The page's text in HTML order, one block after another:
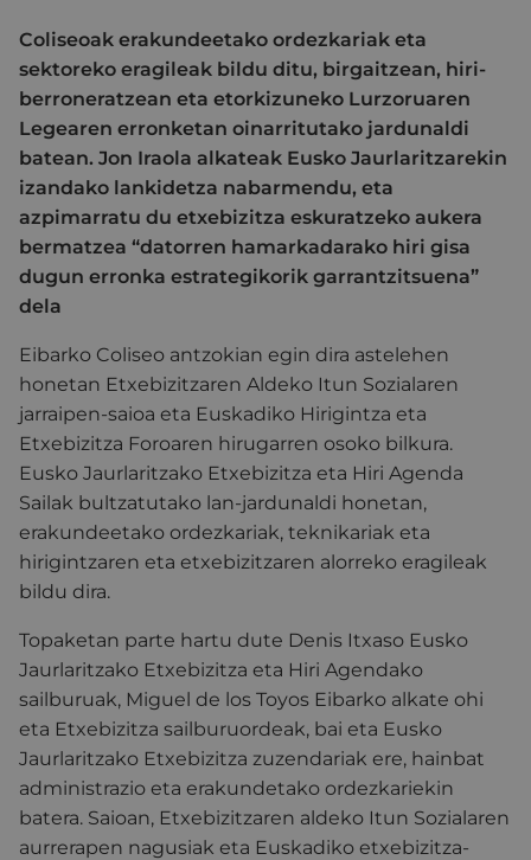
Coliseoak erakundeetako ordezkariak eta
sektoreko eragileak bildu ditu, birgaitzean, hiri-
berroneratzean eta etorkizuneko Lurzoruaren
Legearen erronketan oinarritutako jardunaldi
batean. Jon Iraola alkateak Eusko Jaurlaritzarekin
izandako lankidetza nabarmendu, eta
azpimarratu du etxebizitza eskuratzeko aukera
bermatzea “datorren hamarkadarako hiri gisa
dugun erronka estrategikorik garrantzitsuena”
dela
Eibarko Coliseo antzokian egin dira astelehen
honetan Etxebizitzaren Aldeko Itun Sozialaren
jarraipen-saioa eta Euskadiko Hirigintza eta
Etxebizitza Foroaren hirugarren osoko bilkura.
Eusko Jaurlaritzako Etxebizitza eta Hiri Agenda
Sailak bultzatutako lan-jardunaldi honetan,
erakundeetako ordezkariak, teknikariak eta
hirigintzaren eta etxebizitzaren alorreko eragileak
bildu dira.
Topaketan parte hartu dute Denis Itxaso Eusko
Jaurlaritzako Etxebizitza eta Hiri Agendako
sailburuak, Miguel de los Toyos Eibarko alkate ohi
eta Etxebizitza sailburuordeak, bai eta Eusko
Jaurlaritzako Etxebizitza zuzendariak ere, hainbat
administrazio eta erakundetako ordezkariekin
batera. Saioan, Etxebizitzaren aldeko Itun Sozialaren
aurrerapen nagusiak eta Euskadiko etxebizitza-